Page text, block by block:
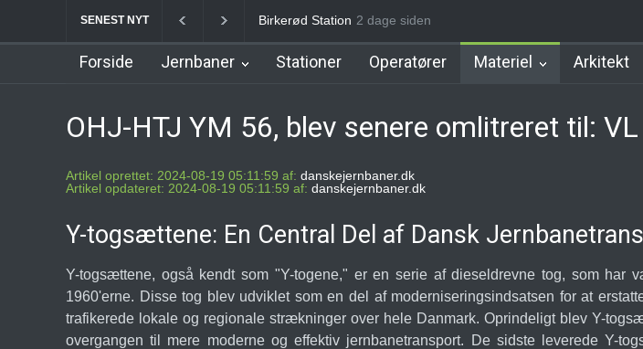
SENEST NYTBirkerød Station Allerød Station Favrholm Station
2 dage siden
Forside Jernbaner Stationer Operatører Materiel Arkitekt
OHJ-HTJ YM 56, blev senere omlitreret til:
Artikel oprettet: 2024-08-19 05:11:59 af: danskejernbaner.dk
Artikel opdateret: 2024-08-19 05:11:59 af: danskejernbaner.dk
Y-togsættene: En Central Del af Dansk
Y-togsættene, også kendt som "Y-togene," er en serie af dieseldrevne tog, som
1960'erne. Disse tog blev udviklet som en del af moderniseringsindsatsen for at
trafikerede lokale og regionale strækninger over hele Danmark. Oprindeligt blev Y-
overgangen til mere moderne og effektiv jernbanetransport. De sidste leverede Y-